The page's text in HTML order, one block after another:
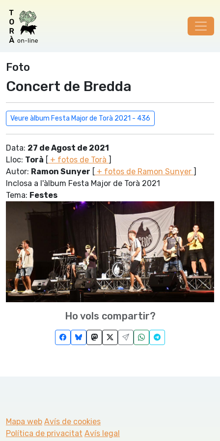
Foto
Concert de Bredda
Veure àlbum Festa Major de Torà 2021 - 436
Data: 27 de Agost de 2021
Lloc: Torà [ + fotos de Torà ]
Autor: Ramon Sunyer [ + fotos de Ramon Sunyer ]
Inclosa a l'àlbum Festa Major de Torà 2021
Tema: Festes
Ho vols compartir?
Mapa web Avís de cookies
Política de privacitat Avís legal